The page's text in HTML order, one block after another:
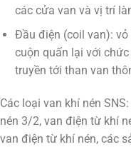
các cửa van và vị trí
Đầu điện (coil van):
cuộn quấn lại với
truyền tới than van
Các loại van khí nén
nén 3/2, van điện từ khí
van điện từ khí nén, các